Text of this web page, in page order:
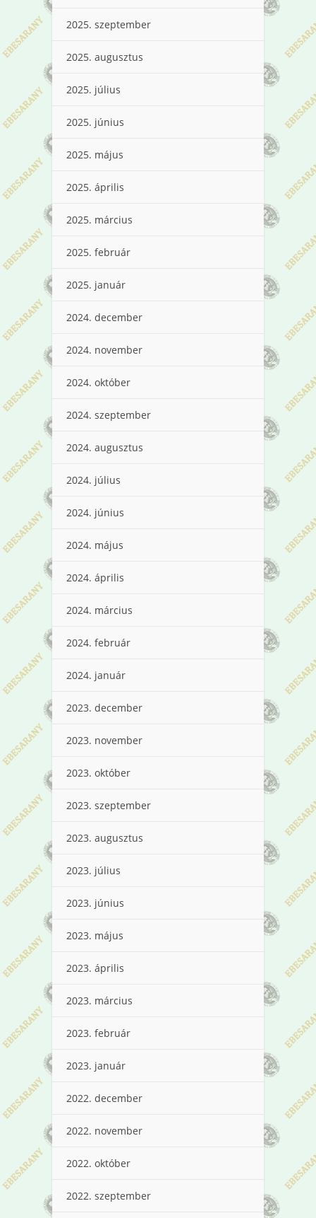
2025. szeptember
2025. augusztus
2025. július
2025. június
2025. május
2025. április
2025. március
2025. február
2025. január
2024. december
2024. november
2024. október
2024. szeptember
2024. augusztus
2024. július
2024. június
2024. május
2024. április
2024. március
2024. február
2024. január
2023. december
2023. november
2023. október
2023. szeptember
2023. augusztus
2023. július
2023. június
2023. május
2023. április
2023. március
2023. február
2023. január
2022. december
2022. november
2022. október
2022. szeptember